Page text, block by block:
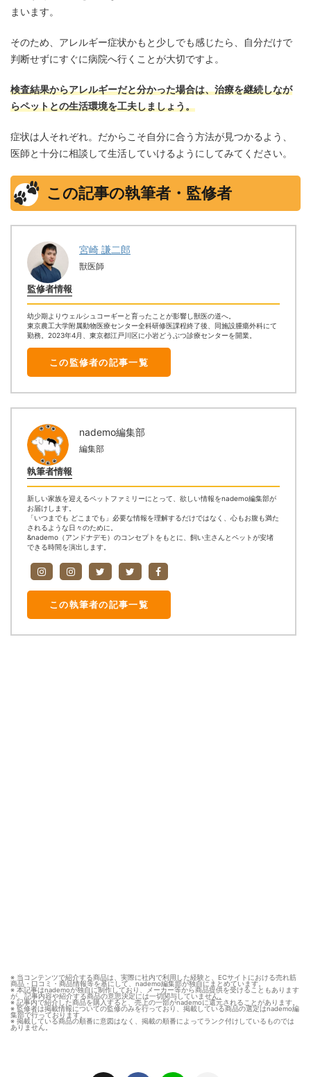
まいます。
そのため、アレルギー症状かもと少しでも感じたら、自分だけで
判断せずにすぐに病院へ行くことが大切ですよ。
検査結果からアレルギーだと分かった場合は、治療を継続しなが
らペットとの生活環境を工夫しましょう。
症状は人それぞれ。だからこそ自分に合う方法が見つかるよう、
医師と十分に相談して生活していけるようにしてみてください。
この記事の執筆者・監修者
監修者情報
宮崎 謙二郎
獣医師
幼少期よりウェルシュコーギーと育ったことが影響し獣医の道へ。
東京農工大学附属動物医療センター全科研修医課程終了後、同施設腫瘍外科にて
勤務。2023年4月、東京都江戸川区に小岩どうぶつ診療センターを開業。
この監修者の記事一覧
執筆者情報
nademo編集部
編集部
新しい家族を迎えるペットファミリーにとって、欲しい情報をnademo編集部が
お届けします。
「いつまでも どこまでも」必要な情報を理解するだけではなく、心もお腹も満た
されるような日々のために。
&nademo（アンドナデモ）のコンセプトをもとに、飼い主さんとペットが安堵
できる時間を演出します。
この執筆者の記事一覧
※ 当コンテンツで紹介する商品は、実際に社内で利用した経験と、ECサイトにおける売れ筋
商品・口コミ・商品情報等を基にして、nademo編集部が独自にまとめています。
※ 本記事はnademoが独自に制作しており、メーカー等から商品提供を受けることもあります
が、記事内容や紹介する商品の意思決定には一切関与していません。
※ 記事内で紹介した商品を購入すると、売上の一部がnademoに還元されることがあります。
※ 監修者は掲載情報についての監修のみを行っており、掲載している商品の選定はnademo編
集部で行っております。
※ 掲載している商品の順番に意図はなく、掲載の順番によってランク付けしているものでは
ありません。